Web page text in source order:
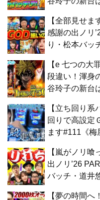
【全部見せま
感謝の出ノリ
り・松本バッ
【e 七つの大
段違い！渾身
谷玲子の新台
【立ち回り
回りで高設定
ます#111《梅
【嵐がノリ
出ノリ’26
バッチ・道井
【夢の時間